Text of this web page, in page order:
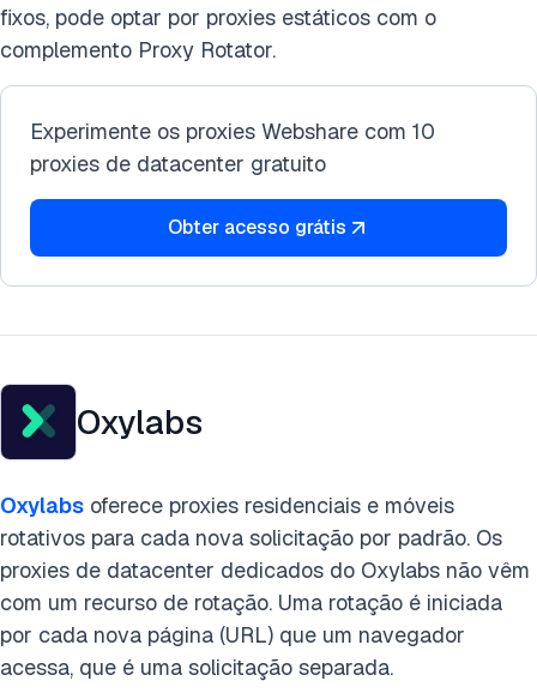
fixos, pode optar por proxies estáticos com o
complemento Proxy Rotator.
Experimente os proxies Webshare com 10
proxies de datacenter gratuito
Obter acesso grátis
Oxylabs
Oxylabs oferece proxies residenciais e móveis
rotativos para cada nova solicitação por padrão. Os
proxies de datacenter dedicados do Oxylabs não vêm
com um recurso de rotação. Uma rotação é iniciada
por cada nova página (URL) que um navegador
acessa, que é uma solicitação separada.